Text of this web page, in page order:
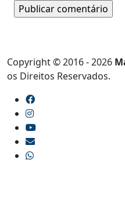
Copyright © 2016 - 2026
os Direitos Reservados.